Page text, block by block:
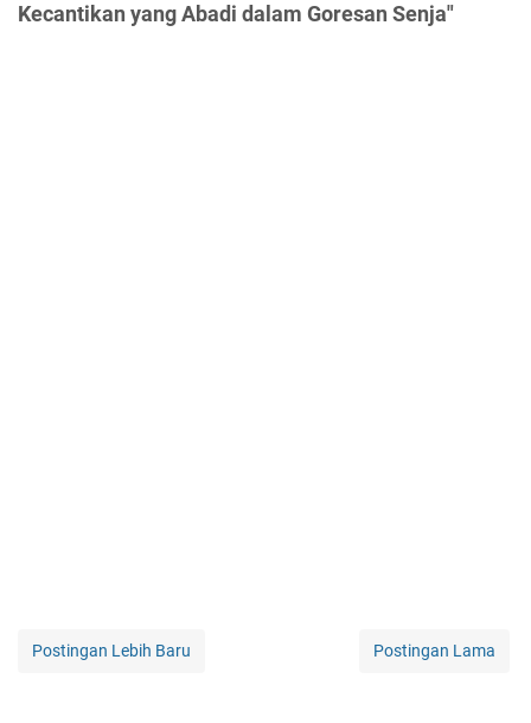
Kecantikan yang Abadi dalam Goresan Senja"
Postingan Lebih Baru Postingan Lama